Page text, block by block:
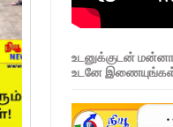
உடனுக்குடன்
உடனே